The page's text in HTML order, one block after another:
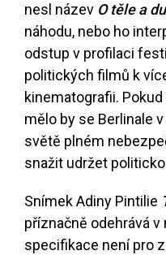
nesl název O těle a
náhodu, nebo ho
odstup v profilaci
politických filmů k
kinematografii.
mělo by se Berlinale
světě plném
snažit udržet
Snímek Adiny Pintilie
příznačně odehrává
specifikace není pro